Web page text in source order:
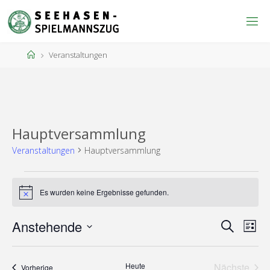
Inhalt
springen
StartVeranstaltungen
Hauptversammlung
Veranstaltungen Hauptversammlung
Veranstaltungen
HinweisEs wurden keine Ergebnisse gefunden.
SucheListe
Anstehende
Datum
VorherigeVeranstaltungen Heute